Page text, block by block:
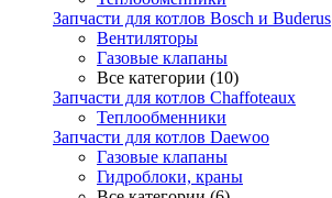
Запчасти для котлов Bosch и Buderus
Вентиляторы
Газовые клапаны
Все категории (10)
Запчасти для котлов Chaffoteaux
Теплообменники
Запчасти для котлов Daewoo
Газовые клапаны
Гидроблоки, краны